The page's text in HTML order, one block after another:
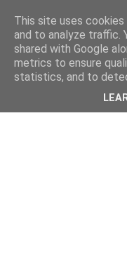
This site uses
and to analyze traffic.
shared with Google
metrics to ensure
statistics, and to